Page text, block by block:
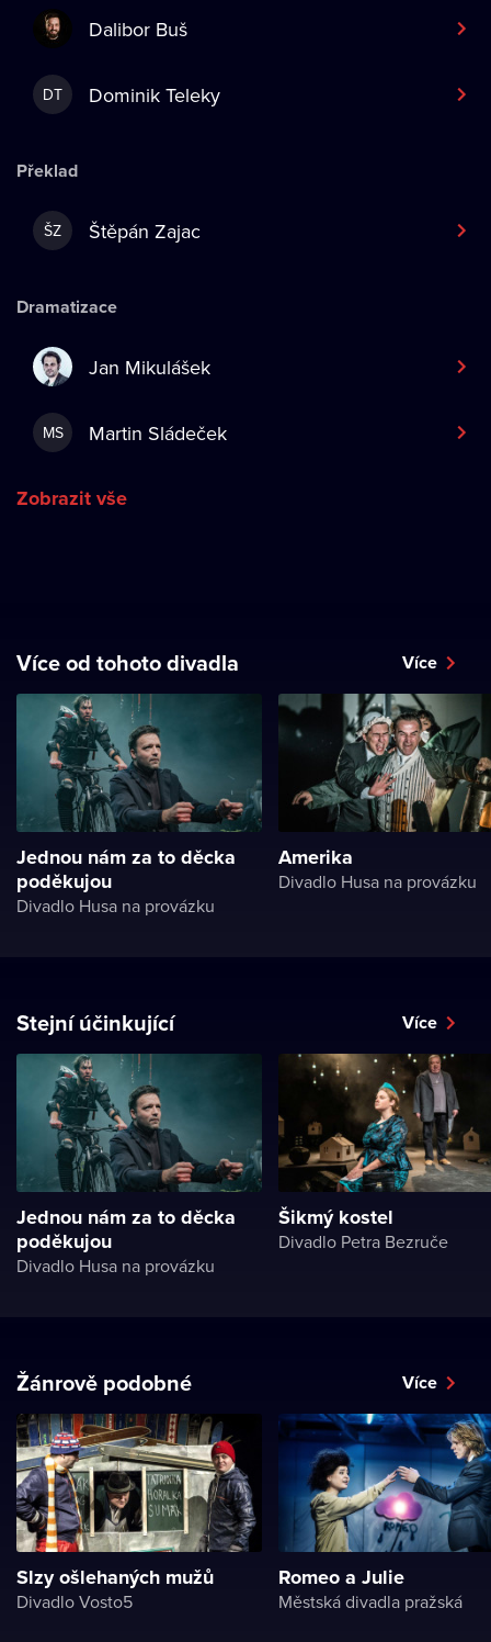
Dalibor Buš
DT Dominik Teleky
Překlad
ŠZ Štěpán Zajac
Dramatizace
Jan Mikulášek
MS Martin Sládeček
Zobrazit vše
Více od tohoto divadla Více
Jednou nám za to děcka
poděkujou
Divadlo Husa na provázku
Amerika
Divadlo Husa na provázku
Stejní účinkující Více
Jednou nám za to děcka
poděkujou
Divadlo Husa na provázku
Šikmý kostel
Divadlo Petra Bezruče
Žánrově podobné Více
Slzy ošlehaných mužů
Divadlo Vosto5
Romeo a Julie
Městská divadla pražská